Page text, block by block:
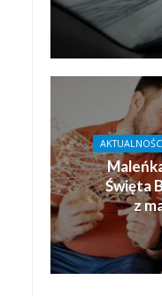
Święta
z